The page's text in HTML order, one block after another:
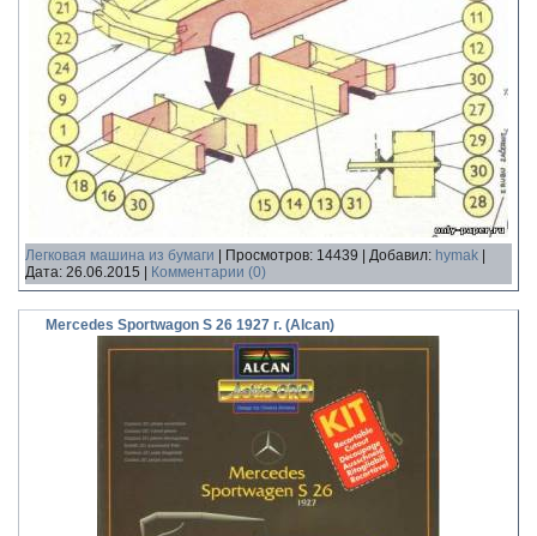
Легковая машина из бумаги Просмотров: 14439 Добавил: hymak
Дата: 26.06.2015 Комментарии (0)
Mercedes Sportwagon S 26 1927 г. (Alcan)